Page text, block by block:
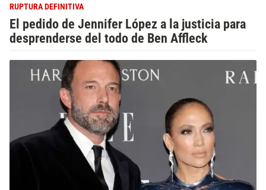
RUPTURA DEFINITIVA
El pedido de Jennifer López a la justicia para
desprenderse del todo de Ben Affleck